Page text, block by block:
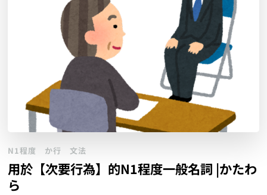
N1程度 か行 文法
用於【次要行為】的N1程度一般名詞 |かたわ
ら